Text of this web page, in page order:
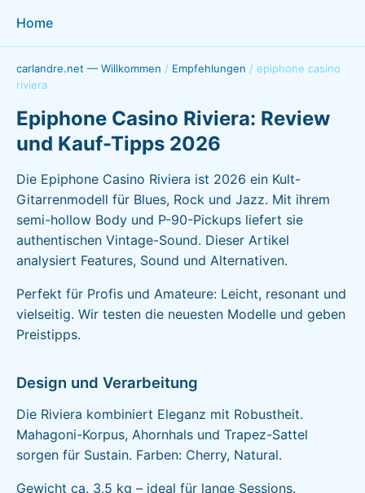
Home
carlandre.net — Willkommen / Empfehlungen / epiphone casino
riviera
Epiphone Casino Riviera: Review
und Kauf-Tipps 2026
Die Epiphone Casino Riviera ist 2026 ein Kult-
Gitarrenmodell für Blues, Rock und Jazz. Mit ihrem
semi-hollow Body und P-90-Pickups liefert sie
authentischen Vintage-Sound. Dieser Artikel
analysiert Features, Sound und Alternativen.
Perfekt für Profis und Amateure: Leicht, resonant und
vielseitig. Wir testen die neuesten Modelle und geben
Preistipps.
Design und Verarbeitung
Die Riviera kombiniert Eleganz mit Robustheit.
Mahagoni-Korpus, Ahornhals und Trapez-Sattel
sorgen für Sustain. Farben: Cherry, Natural.
Gewicht ca. 3,5 kg – ideal für lange Sessions.